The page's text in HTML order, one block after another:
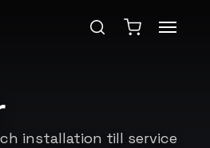
installation till service